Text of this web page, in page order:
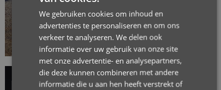
We gebruiken cookies om inhoud en
advertenties te personaliseren en om ons
verkeer te analyseren. We delen ook
informatie over uw gebruik van onze site
met onze advertentie- en analysepartners,
die deze kunnen combineren met andere
informatie die u aan hen heeft verstrekt of